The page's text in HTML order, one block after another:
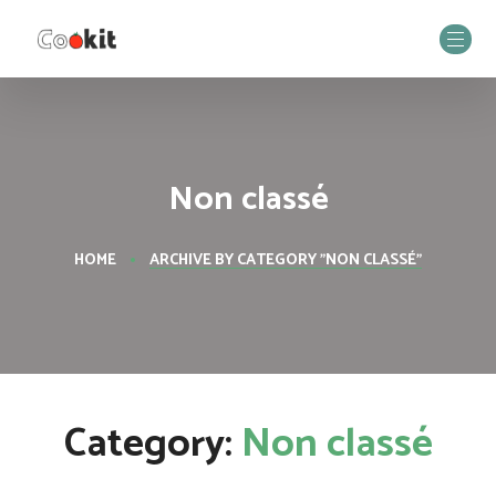
Non classé
HOME ARCHIVE BY CATEGORY "NON CLASSÉ"
Category: Non classé